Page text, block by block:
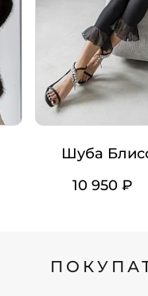
Шуба
10 950 ₽
164/